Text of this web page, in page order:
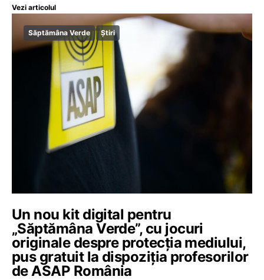
Vezi articolul
Săptămâna Verde Știri
Un nou kit digital pentru
„Săptămâna Verde”, cu jocuri
originale despre protecția mediului,
pus gratuit la dispoziția profesorilor
de ASAP România